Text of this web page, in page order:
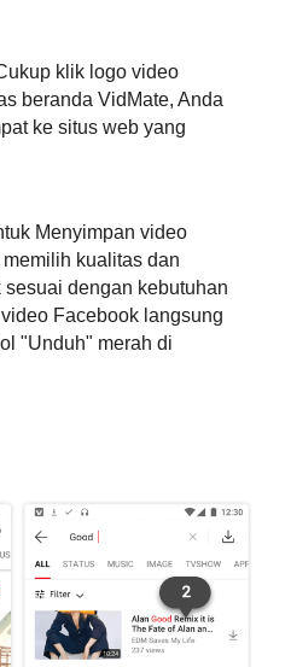
klik logo video
beranda VidMate, Anda
ke situs web yang
Menyimpan video
kualitas dan
dengan kebutuhan
Facebook langsung
"Unduh" merah di